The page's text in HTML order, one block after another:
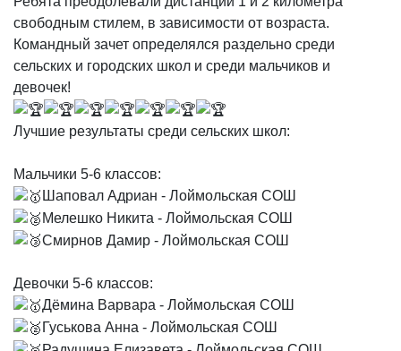
свободным стилем, в зависимости от возраста.
Командный зачет определялся раздельно среди
сельских и городских школ и среди мальчиков и
девочек!
Лучшие результаты среди сельских школ:
Мальчики 5-6 классов:
Шаповал Адриан - Лоймольская СОШ
Мелешко Никита - Лоймольская СОШ
Смирнов Дамир - Лоймольская СОШ
Девочки 5-6 классов:
Дёмина Варвара - Лоймольская СОШ
Гуськова Анна - Лоймольская СОШ